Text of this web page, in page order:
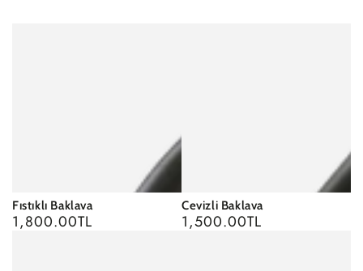
Fıstıklı Baklava
Regular
1,800.00TL
Cevizli Baklava
Regular
1,500.00TL